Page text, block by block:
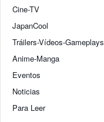
Cine-TV
JapanCool
Tráilers-Vídeos-Gameplays
Anime-Manga
Eventos
Noticias
Para Leer